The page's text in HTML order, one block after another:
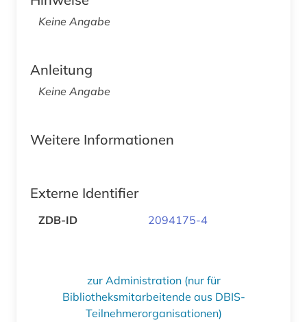
Keine Angabe
Anleitung
Keine Angabe
Weitere Informationen
Externe Identifier
ZDB-ID 2094175-4
zur Administration (nur für
Bibliotheksmitarbeitende aus DBIS-
Teilnehmerorganisationen)